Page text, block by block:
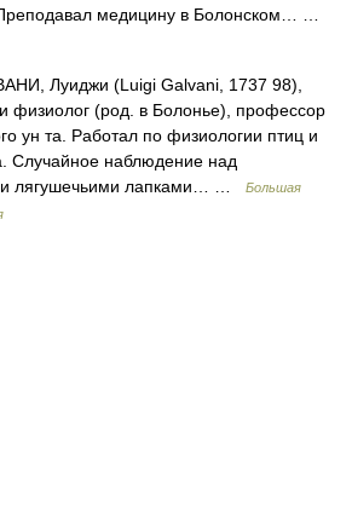
медицину в Болонском… …
Луиджи (Luigi Galvani, 1737 98),
физиолог (род. в Болонье), профессор
ун та. Работал по физиологии птиц и
Случайное наблюдение над
лягушечьими лапками… …
Большая